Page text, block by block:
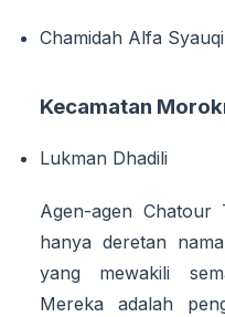
Chamidah Alfa Syauqi
Kecamatan
Lukman Dhadili
Agen-agen
hanya deretan
yang mewakili
Mereka adalah